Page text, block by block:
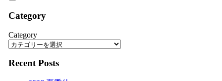
Category
Category
Recent Posts